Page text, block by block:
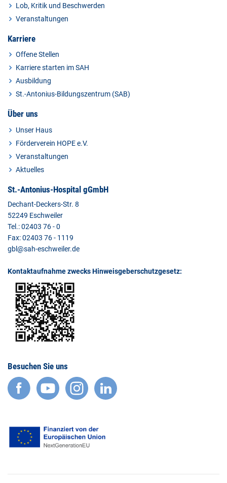
Lob, Kritik und Beschwerden
Veranstaltungen
Karriere
Offene Stellen
Karriere starten im SAH
Ausbildung
St.-Antonius-Bildungszentrum (SAB)
Über uns
Unser Haus
Förderverein HOPE e.V.
Veranstaltungen
Aktuelles
St.-Antonius-Hospital gGmbH
Dechant-Deckers-Str. 8
52249 Eschweiler
Tel.: 02403 76 - 0
Fax: 02403 76 - 1119
gbl@sah-eschweiler.de
Kontaktaufnahme zwecks Hinweisgeberschutzgesetz:
Besuchen Sie uns
facebook
YouTube
Instagram